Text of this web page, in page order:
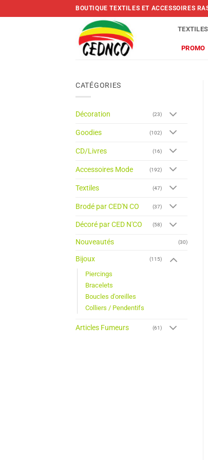
to
BOUTIQUE TEXTILES ET ACCESSOIRES
TEXTILES
PROMO
CATÉGORIES
Décoration (23)
Goodies (102)
CD/Livres (16)
Accessoires Mode (192)
Textiles (47)
Brodé par CED'N CO (37)
Décoré par CED N'CO (58)
Nouveautés (30)
Bijoux (115)
Piercings
Bracelets
Boucles d'oreilles
Colliers / Pendentifs
Articles Fumeurs (61)